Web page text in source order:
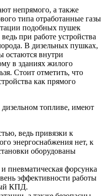
непрямого, а также
типа отработанные газы
подобных пушек
при работе устройства
В дизельных пушках,
остаются внутри
в зданиях жилого
Стоит отметить, что
как прямого
дизельном топливе, имеют
ведь привязки к
энергоснабжения нет, к
оборудованы
пневматическая форсунка
эффективности работы
КПД.